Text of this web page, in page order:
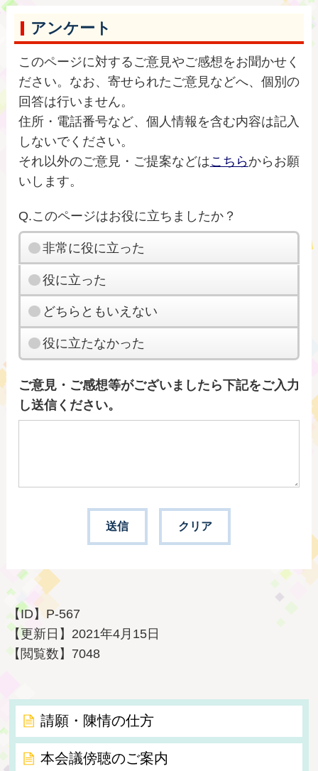
アンケート
このページに対するご意見やご感想をお聞かせく
ださい。なお、寄せられたご意見などへ、個別の
回答は行いません。
住所・電話番号など、個人情報を含む内容は記入
しないでください。
それ以外のご意見・ご提案などはこちらからお願
いします。
Q.このページはお役に立ちましたか？
非常に役に立った
役に立った
どちらともいえない
役に立たなかった
ご意見・ご感想等がございましたら下記をご入力
し送信ください。
【ID】 P-567
【更新日】 2021年4月15日
【閲覧数】 7048
請願・陳情の仕方
本会議傍聴のご案内